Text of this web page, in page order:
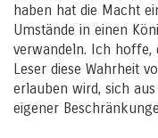
haben hat die Macht
Umstände in einen
verwandeln. Ich hoffe,
Leser diese Wahrheit
erlauben wird, sich
eigener